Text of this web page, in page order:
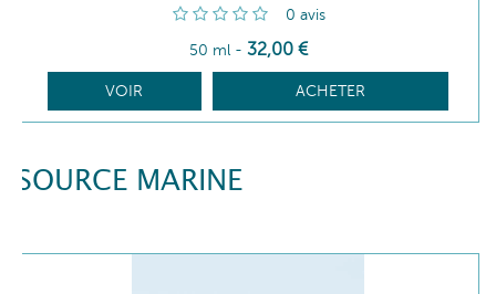
0 avis
50 ml - 32,00 €
VOIR ACHETER
SOURCE MARINE